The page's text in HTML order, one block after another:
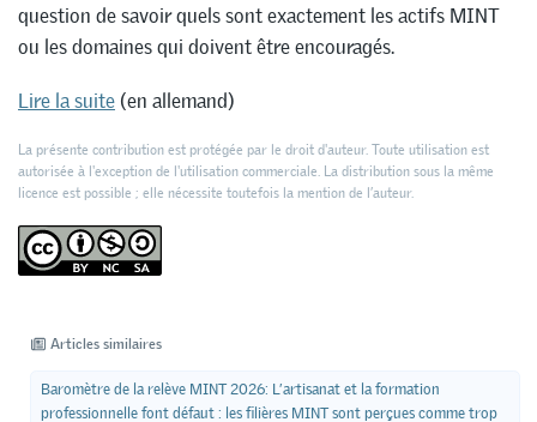
question de savoir quels sont exactement les actifs MINT
ou les domaines qui doivent être encouragés.
Lire la suite (en allemand)
La présente contribution est protégée par le droit d'auteur. Toute utilisation est
autorisée à l'exception de l'utilisation commerciale. La distribution sous la même
licence est possible ; elle nécessite toutefois la mention de l’auteur.
Articles similaires
Baromètre de la relève MINT 2026: L’artisanat et la formation
professionnelle font défaut : les filières MINT sont perçues comme trop